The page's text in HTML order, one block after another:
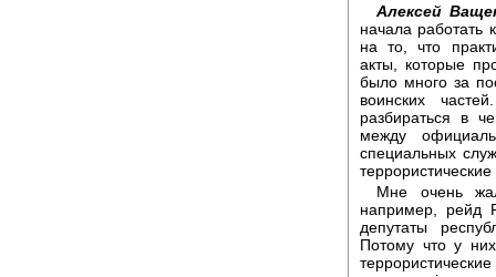
Алексей
начала работать
на то, что
акты, которые
было много за
воинских
разбираться в
между
специальных
Мне очень
например, рейд
депутаты
Потому что у